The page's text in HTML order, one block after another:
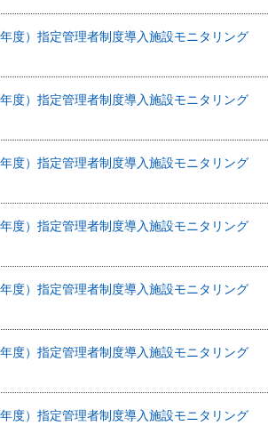
度）指定管理者制度導入施設モニタリング
度）指定管理者制度導入施設モニタリング
度）指定管理者制度導入施設モニタリング
度）指定管理者制度導入施設モニタリング
度）指定管理者制度導入施設モニタリング
度）指定管理者制度導入施設モニタリング
度）指定管理者制度導入施設モニタリング